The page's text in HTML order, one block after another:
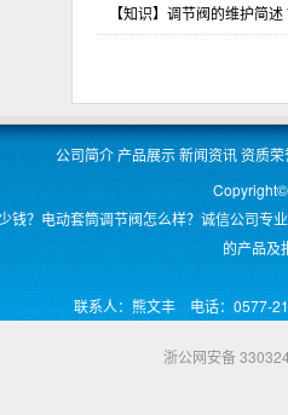
【知识】调节阀的维护简
公司简介 产品展示 新闻资讯 资质荣
钱？电动套筒调节阀怎么样？诚信公司
的产品及
联系人：熊文丰 电话：0577-
浙公网安备